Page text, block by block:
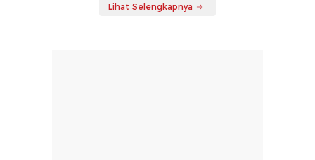
Lihat Selengkapnya